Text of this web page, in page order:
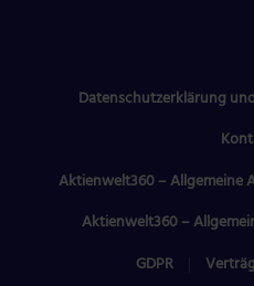
Datenschutzerklärung
Aktienwelt360 – Allgemeine
Aktienwelt360 –
GDPR